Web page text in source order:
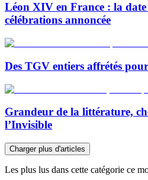
Léon XIV en France : la
célébrations annoncée
Des TGV entiers affrétés
Grandeur de la littérature,
l’Invisible
Charger plus d'articles
Les plus lus dans cette catégorie ce